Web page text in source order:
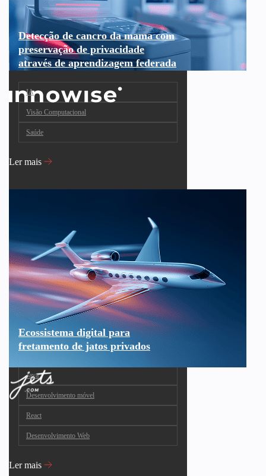
Detecção de cancro da mama com
preservação de privacidade
através de aprendizagem federada
IA
Visão Computacional
Saúde
Ler mais
Ecossistema digital para
fretamento de jatos privados
Java
Desenvolvimento móvel
React
Desenvolvimento Web
Ler mais